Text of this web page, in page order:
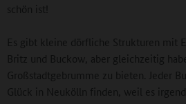
schön ist!
Es gibt kleine dörfliche Strukturen mit
Britz und Buckow, aber gleichzeitig
Großstadtgebrumme zu bieten. Jeder
Glück in Neukölln finden, weil es